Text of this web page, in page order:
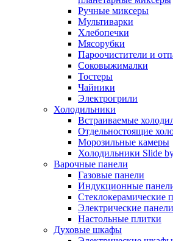
Ручные миксеры
Мультиварки
Хлебопечки
Мясорубки
Пароочистители и
Соковыжималки
Тостеры
Чайники
Электрогрили
Холодильники
Встраиваемые
Отдельностоящие
Морозильные камеры
Холодильники Slide
Варочные панели
Газовые панели
Индукционные
Стеклокерамические
Электрические панели
Настольные плитки
Духовые шкафы